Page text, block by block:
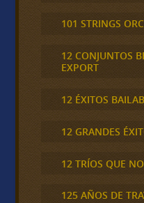
101 STRINGS
12 CONJUNTOS
EXPORT
12 ÉXITOS
12 GRANDES
12 TRÍOS QUE
125 AÑOS DE